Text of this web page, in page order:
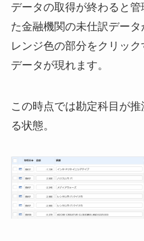
データの取得が終わると
た金融機関の未仕訳デー
レンジ色の部分をクリッ
データが現れます。
この時点では勘定科目が
る状態。